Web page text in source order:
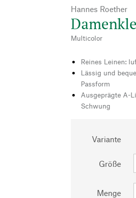
Hannes Roether
Multicolor
Reines Leinen:
Lässig und
Passform
Ausgeprägte A-
Schwung
Variante
Größe
Menge